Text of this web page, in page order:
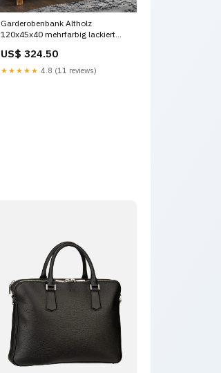
Garderobenbank Altholz
120x45x40 mehrfarbig lackiert
US$ 324.50
★★★★★ 4.8 (11 reviews)